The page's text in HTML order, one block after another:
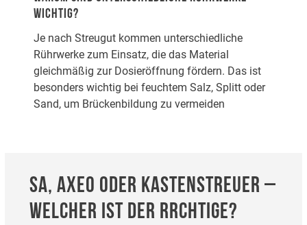
WICHTIG?
Je nach Streugut kommen unterschiedliche
Rührwerke zum Einsatz, die das Material
gleichmäßig zur Dosieröffnung fördern. Das ist
besonders wichtig bei feuchtem Salz, Splitt oder
Sand, um Brückenbildung zu vermeiden
SA, AXEO ODER KASTENSTREUER –
WELCHER IST DER RRCHTIGE?